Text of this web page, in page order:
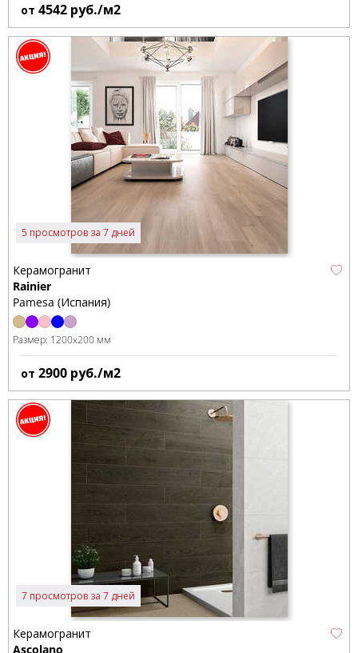
от 4542 руб./м2
5 просмотров за 7 дней
Керамогранит
Rainier
Pamesa (Испания)
Размер: 1200x200 мм
от 2900 руб./м2
7 просмотров за 7 дней
Керамогранит
Ascolano